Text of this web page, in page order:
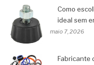
Como
ideal sem
maio 7, 2026
Fabricante